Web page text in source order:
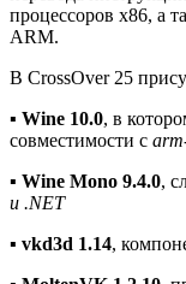
процессоров x86, а
ARM.
В CrossOver 25
▪︎ Wine 10.0, в
совместимости с
▪︎ Wine Mono 9.4.0,
и .NET
▪︎ vkd3d 1.14,